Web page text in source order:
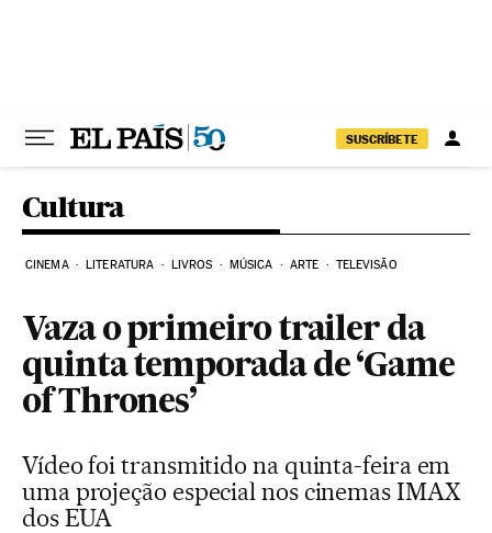
SUSCRÍBETE
Cultura
CINEMA LITERATURA LIVROS MÚSICA ARTE TELEVISÃO
Vaza o primeiro trailer da
quinta temporada de ‘Game
of Thrones’
Vídeo foi transmitido na quinta-feira em
uma projeção especial nos cinemas IMAX
dos EUA